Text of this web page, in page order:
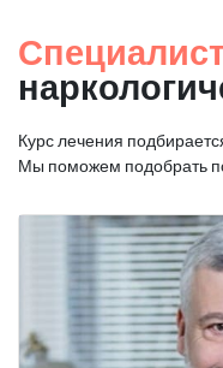
Курс лечения
Мы поможем подобрать